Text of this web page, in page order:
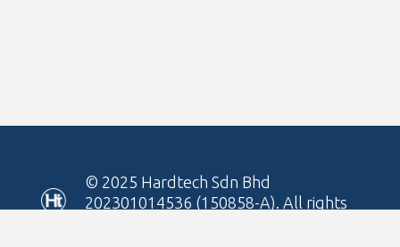
© 2025 Hardtech Sdn Bhd
202301014536 (150858-A). All rights